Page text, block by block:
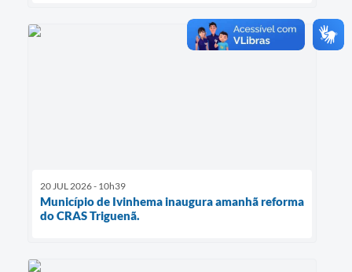
20 JUL 2026 - 10h39
Município de Ivinhema inaugura amanhã reforma
do CRAS Triguenã.